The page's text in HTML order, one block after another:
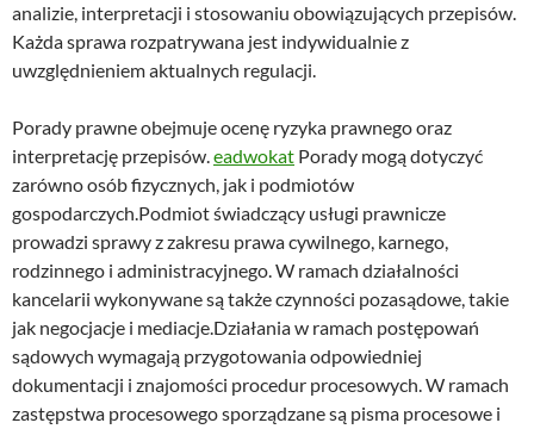
analizie, interpretacji i stosowaniu obowiązujących przepisów.
Każda sprawa rozpatrywana jest indywidualnie z
uwzględnieniem aktualnych regulacji.
Porady prawne obejmuje ocenę ryzyka prawnego oraz
interpretację przepisów.eadwokat Porady mogą dotyczyć
zarówno osób fizycznych, jak i podmiotów
gospodarczych.Podmiot świadczący usługi prawnicze
prowadzi sprawy z zakresu prawa cywilnego, karnego,
rodzinnego i administracyjnego. W ramach działalności
kancelarii wykonywane są także czynności pozasądowe, takie
jak negocjacje i mediacje.Działania w ramach postępowań
sądowych wymagają przygotowania odpowiedniej
dokumentacji i znajomości procedur procesowych. W ramach
zastępstwa procesowego sporządzane są pisma procesowe i